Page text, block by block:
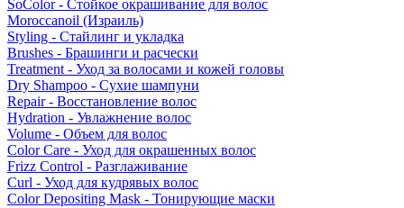
SoColor - Стойкое окрашивание для волос
Moroccanoil (Израиль)
Styling - Стайлинг и укладка
Brushes - Брашинги и расчески
Treatment - Уход за волосами и кожей головы
Dry Shampoo - Сухие шампуни
Repair - Восстановление волос
Hydration - Увлажнение волос
Volume - Объем для волос
Color Care - Уход для окрашенных волос
Frizz Control - Разглаживание
Curl - Уход для кудрявых волос
Color Depositing Mask - Тонирующие маски